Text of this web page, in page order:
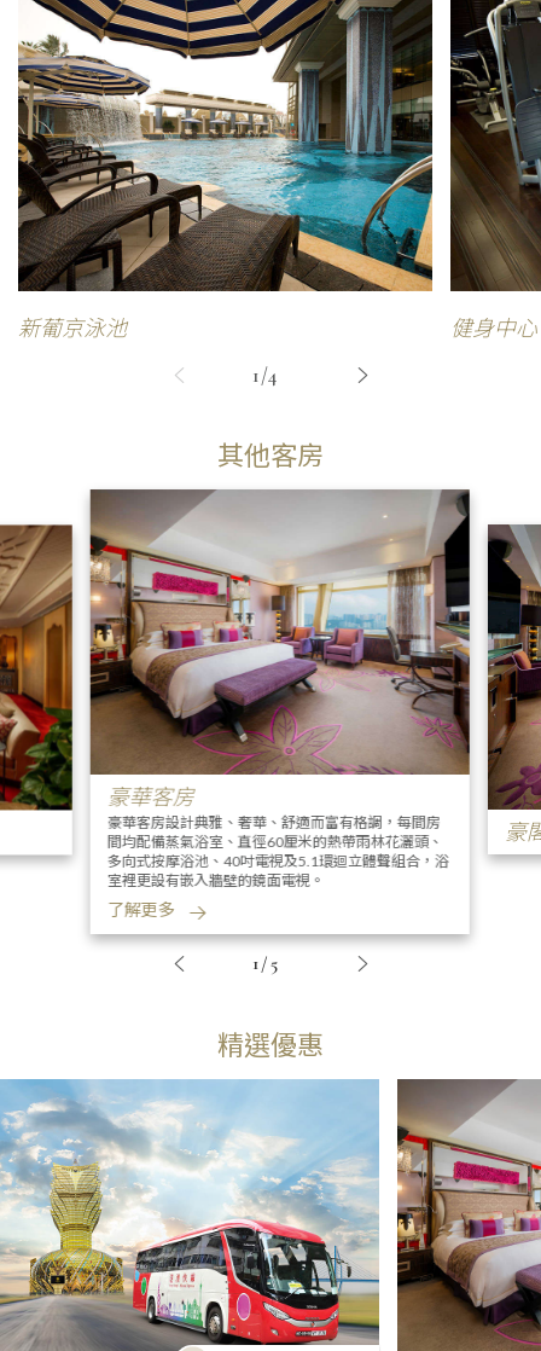
新葡京泳池 健身中心
1/4
其他客房
豪華客房
豪華客房設計典雅、奢華、舒適而富有格調，每間房
間均配備蒸氣浴室、直徑60厘米的熱帶雨林花灑頭、
多向式按摩浴池、40吋電視及5.1環迴立體聲組合，浴
室裡更設有嵌入牆壁的鏡面電視。
了解更多
豪
1/5
精選優惠